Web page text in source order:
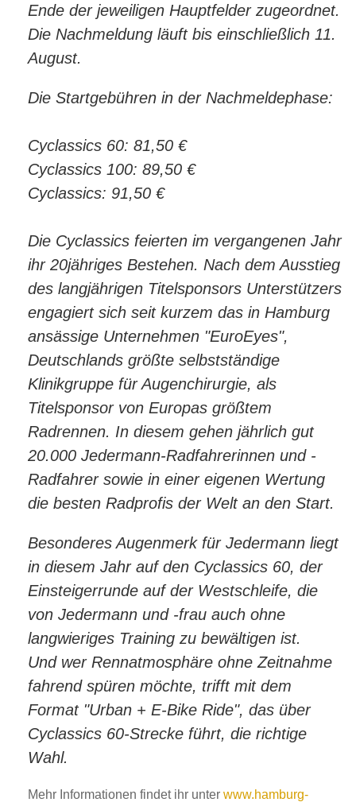
Ende der jeweiligen Hauptfelder zugeordnet.
Die Nachmeldung läuft bis einschließlich 11.
August.
Die Startgebühren in der Nachmeldephase:
Cyclassics 60: 81,50 €
Cyclassics 100: 89,50 €
Cyclassics: 91,50 €
Die Cyclassics feierten im vergangenen Jahr
ihr 20jähriges Bestehen. Nach dem Ausstieg
des langjährigen Titelsponsors Unterstützers
engagiert sich seit kurzem das in Hamburg
ansässige Unternehmen "EuroEyes",
Deutschlands größte selbstständige
Klinikgruppe für Augenchirurgie, als
Titelsponsor von Europas größtem
Radrennen. In diesem gehen jährlich gut
20.000 Jedermann-Radfahrerinnen und -
Radfahrer sowie in einer eigenen Wertung
die besten Radprofis der Welt an den Start.
Besonderes Augenmerk für Jedermann liegt
in diesem Jahr auf den Cyclassics 60, der
Einsteigerrunde auf der Westschleife, die
von Jedermann und -frau auch ohne
langwieriges Training zu bewältigen ist.
Und wer Rennatmosphäre ohne Zeitnahme
fahrend spüren möchte, trifft mit dem
Format "Urban + E-Bike Ride", das über
Cyclassics 60-Strecke führt, die richtige
Wahl.
Mehr Informationen findet ihr unter www.hamburg-